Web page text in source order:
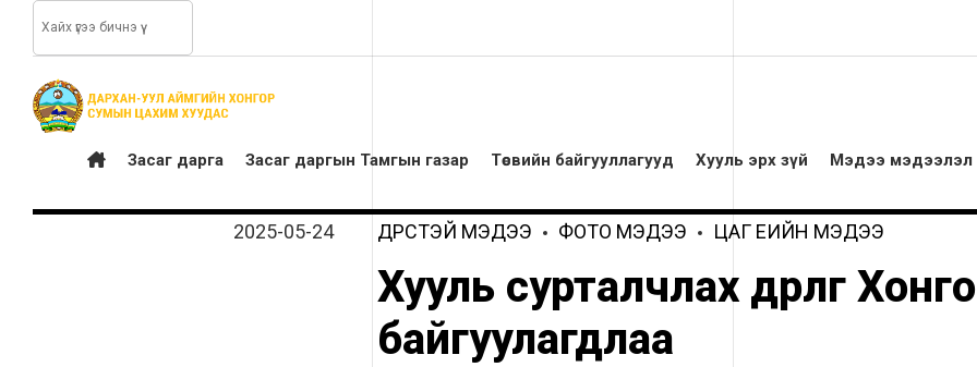
Засаг дарга Засаг даргын Тамгын газар Төсвийн байгууллагууд Хууль эрх зүй Мэдээ мэдээлэл
2025-05-24 ДҮРСТЭЙ МЭДЭЭ ФОТО МЭДЭЭ ЦАГ ҮЕИЙН МЭДЭЭ
Хууль сурталчлах өдөрлөг
байгуулагдлаа